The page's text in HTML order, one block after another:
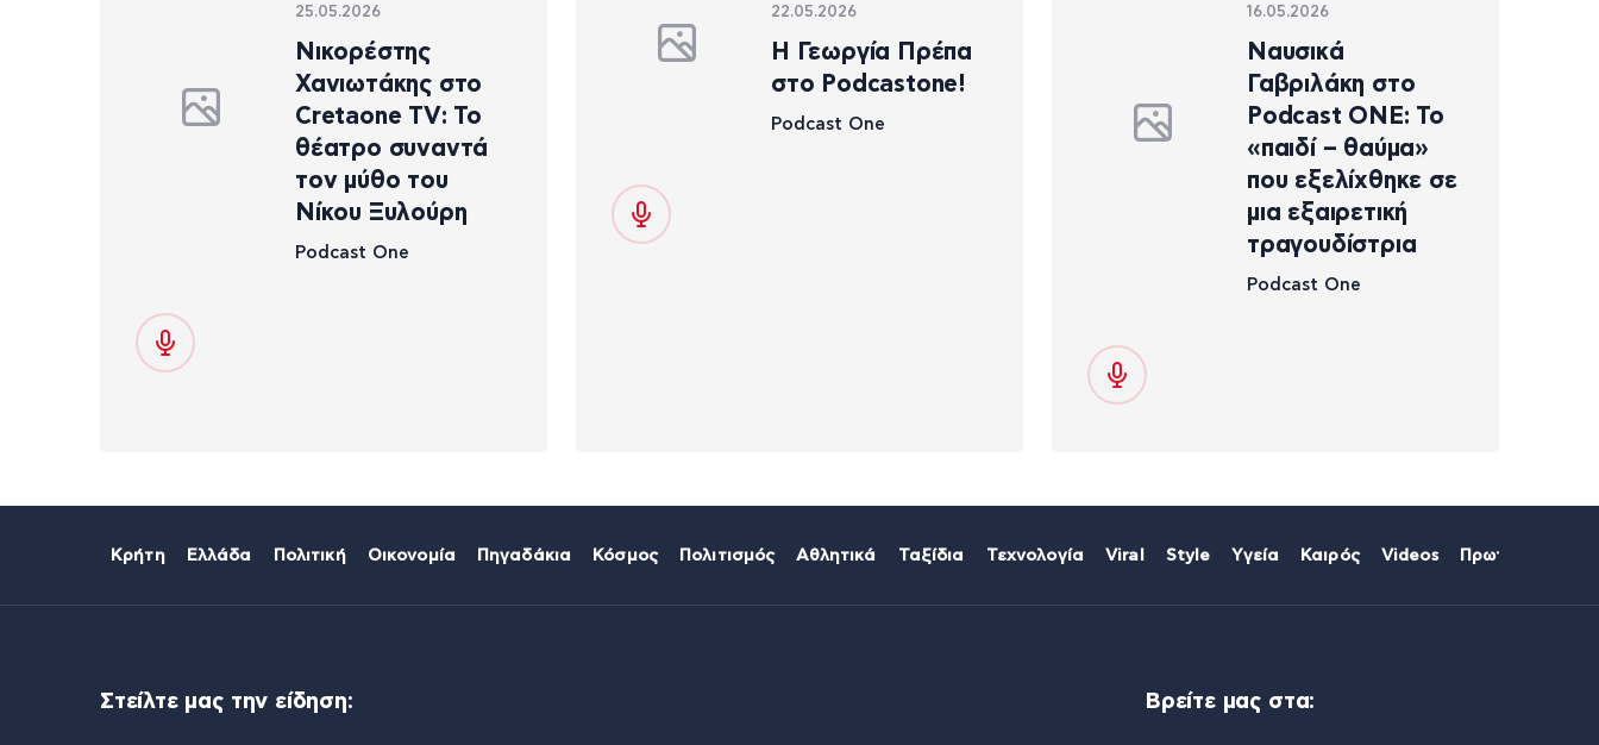
25.05.2026
Νικορέστης
Χανιωτάκης στο
Cretaone TV: Το
θέατρο συναντά
τον μύθο του
Νίκου Ξυλούρη
Podcast One
22.05.2026
Η Γεωργία Πρέπα
στο Podcastone!
Podcast One
16.05.2026
Ναυσικά
Γαβριλάκη στο
Podcast ONE: Το
«παιδί – θαύμα»
που εξελίχθηκε σε
μια εξαιρετική
τραγουδίστρια
Podcast One
Κρήτη Ελλάδα Πολιτική Οικονομία Πηγαδάκια Κόσμος Πολιτισμός Αθλητικά Ταξίδια Τεχνολογία Viral Style Υγεία Καιρός Videos Πρωτοσέλιδα
Στείλτε μας την είδηση: Βρείτε μας στα: